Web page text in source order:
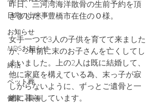
日常の出来事
お知らせ
MDSお知らせ
終活
ペット葬
健康、長寿
昨日、三河湾海洋散骨の生前予約を頂
きました、豊橋市在住のＯ様。
女手一つで3人の子供を育てて来ました
が、2年前に末のお子さんを亡くしてし
まいました。上の2人は既に結婚して、
他に家庭を構えている為、末っ子が寂
しがらないように、ずっとご遺骨と一
緒に暮らしています。